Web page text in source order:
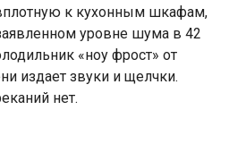
к кухонным шкафам,
уровне шума в 42
«ноу фрост» от
издает звуки и щелчки.
нет.